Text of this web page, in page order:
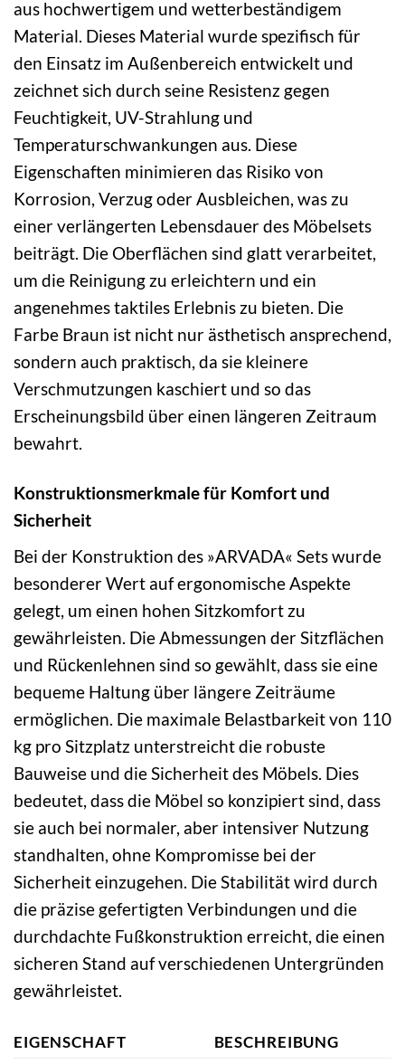
aus hochwertigem und wetterbeständigem
Material. Dieses Material wurde spezifisch für
den Einsatz im Außenbereich entwickelt und
zeichnet sich durch seine Resistenz gegen
Feuchtigkeit, UV-Strahlung und
Temperaturschwankungen aus. Diese
Eigenschaften minimieren das Risiko von
Korrosion, Verzug oder Ausbleichen, was zu
einer verlängerten Lebensdauer des Möbelsets
beiträgt. Die Oberflächen sind glatt verarbeitet,
um die Reinigung zu erleichtern und ein
angenehmes taktiles Erlebnis zu bieten. Die
Farbe Braun ist nicht nur ästhetisch ansprechend,
sondern auch praktisch, da sie kleinere
Verschmutzungen kaschiert und so das
Erscheinungsbild über einen längeren Zeitraum
bewahrt.
Konstruktionsmerkmale für Komfort und
Sicherheit
Bei der Konstruktion des »ARVADA« Sets wurde
besonderer Wert auf ergonomische Aspekte
gelegt, um einen hohen Sitzkomfort zu
gewährleisten. Die Abmessungen der Sitzflächen
und Rückenlehnen sind so gewählt, dass sie eine
bequeme Haltung über längere Zeiträume
ermöglichen. Die maximale Belastbarkeit von 110
kg pro Sitzplatz unterstreicht die robuste
Bauweise und die Sicherheit des Möbels. Dies
bedeutet, dass die Möbel so konzipiert sind, dass
sie auch bei normaler, aber intensiver Nutzung
standhalten, ohne Kompromisse bei der
Sicherheit einzugehen. Die Stabilität wird durch
die präzise gefertigten Verbindungen und die
durchdachte Fußkonstruktion erreicht, die einen
sicheren Stand auf verschiedenen Untergründen
gewährleistet.
EIGENSCHAFT
BESCHREIBUNG